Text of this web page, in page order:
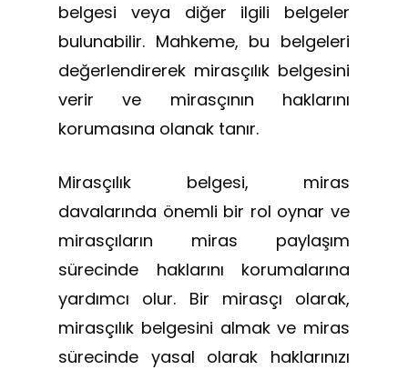
belgesi veya diğer ilgili belgeler
bulunabilir. Mahkeme, bu belgeleri
değerlendirerek mirasçılık belgesini
verir ve mirasçının haklarını
korumasına olanak tanır.
Mirasçılık belgesi, miras
davalarında önemli bir rol oynar ve
mirasçıların miras paylaşım
sürecinde haklarını korumalarına
yardımcı olur. Bir mirasçı olarak,
mirasçılık belgesini almak ve miras
sürecinde yasal olarak haklarınızı